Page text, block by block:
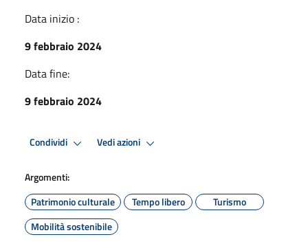
Data inizio :
9 febbraio 2024
Data fine:
9 febbraio 2024
Condividi Vedi azioni
Argomenti:
Patrimonio culturale
Tempo libero
Turismo
Mobilità sostenibile